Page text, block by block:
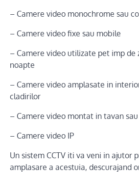
– Camere video monochrome sau
– Camere video fixe sau mobile
– Camere video utilizate pet imp de
noapte
– Camere video amplasate in
cladirilor
– Camere video montat in tavan
– Camere video IP
Un sistem CCTV iti va veni in ajutor
amplasare a acestuia, descurajand